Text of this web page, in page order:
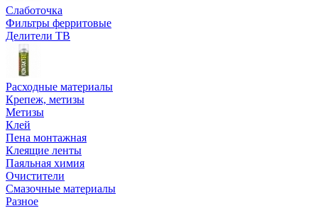
Слаботочка
Фильтры ферритовые
Делители ТВ
Расходные материалы
Крепеж, метизы
Метизы
Клей
Пена монтажная
Клеящие ленты
Паяльная химия
Очистители
Смазочные материалы
Разное